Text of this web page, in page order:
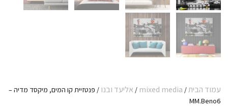
עמוד הבית/
mixed media
/ אליעד ובנו / פנטזיית קו המים, מיקסד מדיה –
MM.Beno6